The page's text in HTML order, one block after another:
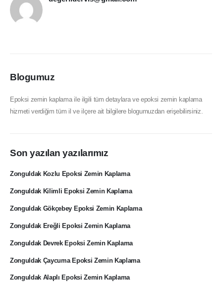
Blogumuz
Epoksi zemin kaplama ile ilgili tüm detaylara ve epoksi zemin kaplama
hizmeti verdiğim tüm il ve ilçere ait bilgilere blogumuzdan erişebilirsiniz.
Son yazılan yazılarımız
Zonguldak Kozlu Epoksi Zemin Kaplama
Zonguldak Kilimli Epoksi Zemin Kaplama
Zonguldak Gökçebey Epoksi Zemin Kaplama
Zonguldak Ereğli Epoksi Zemin Kaplama
Zonguldak Devrek Epoksi Zemin Kaplama
Zonguldak Çaycuma Epoksi Zemin Kaplama
Zonguldak Alaplı Epoksi Zemin Kaplama